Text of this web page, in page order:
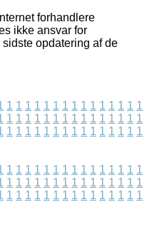
forhandlere
ikke ansvar for
opdatering af de
1 1 1 1 1 1 1 1 1 1 1 1 1 1 1
1 1 1 1 1 1 1 1 1 1 1 1 1 1 1
1 1 1 1 1 1 1 1 1 1 1 1 1 1 1
1 1 1 1 1 1 1 1 1 1 1 1 1 1 1
1 1 1 1 1 1 1 1 1 1 1 1 1 1 1
1 1 1 1 1 1 1 1 1 1 1 1 1 1 1